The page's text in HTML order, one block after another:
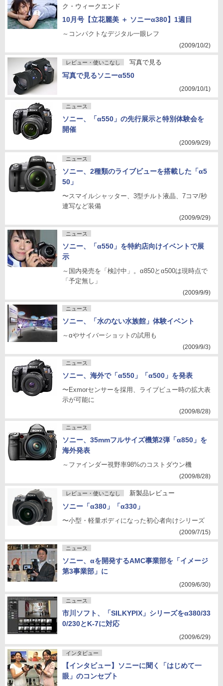
ク・ウィークエンド
10月号【立花麗美 ＋ ソニーα380】1週目
～コンパクトなデジタル一眼レフ
(2009/10/2)
レビュー・使いこなし 写真で見る
写真で見るソニーα550
(2009/10/1)
ニュース
ソニー、「α550」の先行展示と特別体験会を
開催
(2009/9/29)
ニュース
ソニー、2種類のライブビューを搭載した「α5
50」
〜スマイルシャッター、3型チルト液晶、7コマ/秒
連写など装備
(2009/9/29)
ニュース
ソニー、「α550」を特約店向けイベントで展
示
～国内発売を「検討中」。α850とα500は現時点で
「予定無し」
(2009/9/9)
ニュース
ソニー、「水のない水族館」体験イベント
～αやサイバーショットの試用も
(2009/9/3)
ニュース
ソニー、海外で「α550」「α500」を発表
〜Exmorセンサーを採用、ライブビュー時の拡大表
示が可能に
(2009/8/28)
ニュース
ソニー、35mmフルサイズ機第2弾「α850」を
海外発表
～ファインダー視野率98%のコストダウン機
(2009/8/28)
レビュー・使いこなし 新製品レビュー
ソニー「α380」「α330」
〜小型・軽量ボディになった初心者向けシリーズ
(2009/7/15)
ニュース
ソニー、αを開発するAMC事業部を「イメージ
第3事業部」に
(2009/6/30)
ニュース
市川ソフト、「SILKYPIX」シリーズをα380/33
0/230とK-7に対応
(2009/6/29)
インタビュー
【インタビュー】ソニーに聞く「はじめて一
眼」のコンセプト